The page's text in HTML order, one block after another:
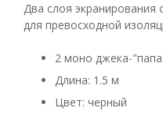
Два слоя экранирования
для превосходной
2 моно джека-
Длина: 1.5 м
Цвет: черный